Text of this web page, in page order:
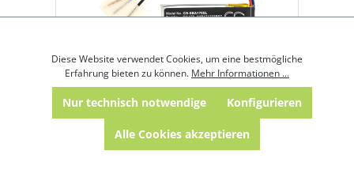
Akku für Sennheiser
Momentum In-Ear BA170 –
Li-Polymer 170mAh
Diese Website verwendet Cookies, um eine bestmögliche
Erfahrung bieten zu können. Mehr Informationen ...
Nur technisch notwendige Konfigurieren
Alle Cookies akzeptieren